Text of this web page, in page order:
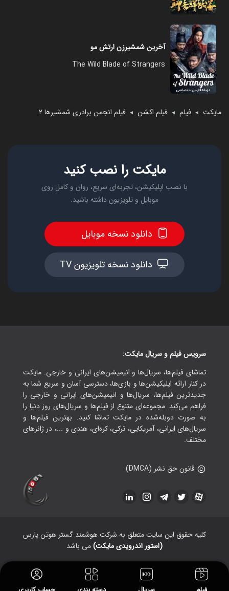
مایکت ◄ فیلم ◄ فیلم اکشن ◄ فیلم انجمن برادری شمشیرها ۲
آخرین شمشیرزن ارتش مو
The Wild Blade of Strangers
مایکت را نصب کنید
با نصب اپلیکیشن، تجربه‌ای سریع، روان و کامل روی
موبایل و تلویزیون داشته باشید.
دانلود نسخه موبایل
دانلود نسخه تلویزیون TV
سرویس فیلم و سریال مایکت:
تماشای فیلم‌ها، سریال‌ها و انیمیشن‌های ایرانی و خارجی. مایکت
در کنار ارائه اپلیکیشن‌ها و بازی‌ها، دسترسی آسان و سریع شما به
جدیدترین فیلم‌ها، سریال‌ها و انیمیشن‌های ایرانی و خارجی را
فراهم می‌کند. مجموعه‌ای متنوع از فیلم‌ها و سریال‌های روز دنیا را
به صورت دوبله‌شده در مایکت تماشا کنید. بهترین فیلم‌ها و
سریال‌های ایرانی، آمریکایی، ترکی، کره‌ای، هندی و ...، در ژانرهای
مختلف.
قانون حق نشر (DMCA)
کلیه حقوق این سایت متعلق به شرکت هوشمند گستر هوتن پارس
(استور اندرویدی مایکت)می باشد